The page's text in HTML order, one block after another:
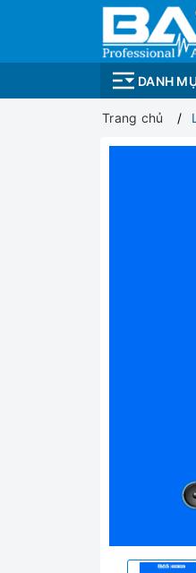
DANH
Trang chủ